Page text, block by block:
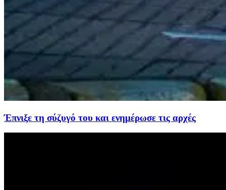
Έπνιξε τη σύζυγό του και ενημέρωσε τις αρχές